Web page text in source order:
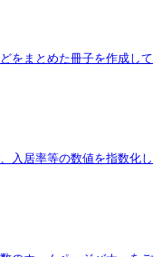
をまとめた冊子を作成して
入居率等の数値を指数化し